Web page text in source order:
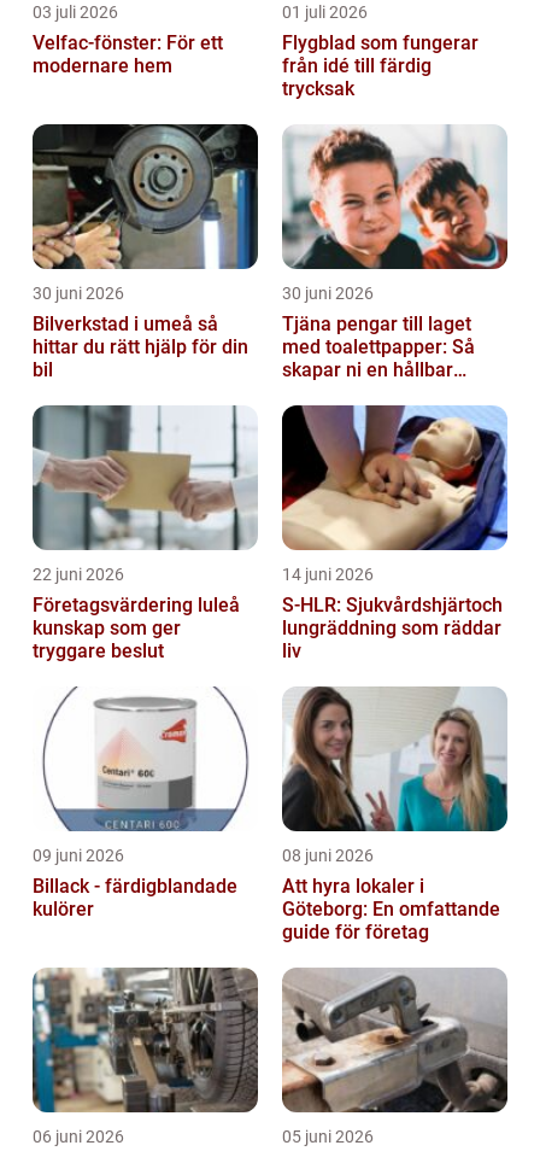
03 juli 2026
Velfac-fönster: För ett
modernare hem
01 juli 2026
Flygblad som fungerar
från idé till färdig
trycksak
30 juni 2026
Bilverkstad i umeå så
hittar du rätt hjälp för din
bil
30 juni 2026
Tjäna pengar till laget
med toalettpapper: Så
skapar ni en hållbar
22 juni 2026
Företagsvärdering luleå
kunskap som ger
tryggare beslut
14 juni 2026
S-HLR: Sjukvårdshjärtoch
lungräddning som räddar
liv
09 juni 2026
Billack - färdigblandade
kulörer
08 juni 2026
Att hyra lokaler i
Göteborg: En omfattande
guide för företag
06 juni 2026 05 juni 2026